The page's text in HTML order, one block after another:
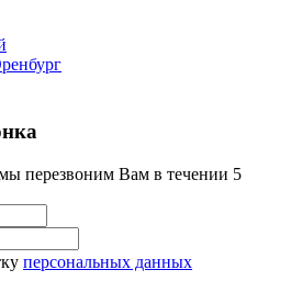
перезвоним Вам в течении 5
персональных данных